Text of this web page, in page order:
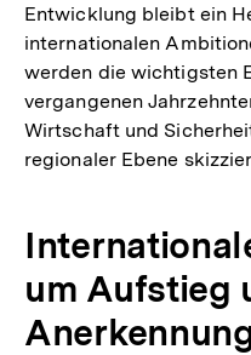
Entwicklung bleibt ein
internationalen
werden die wichtigsten
vergangenen
Wirtschaft und
regionaler Ebene
um Aufstieg